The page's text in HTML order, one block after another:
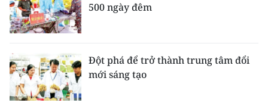
500 ngày đêm
Đột phá để trở thành trung tâm đổi
mới sáng tạo